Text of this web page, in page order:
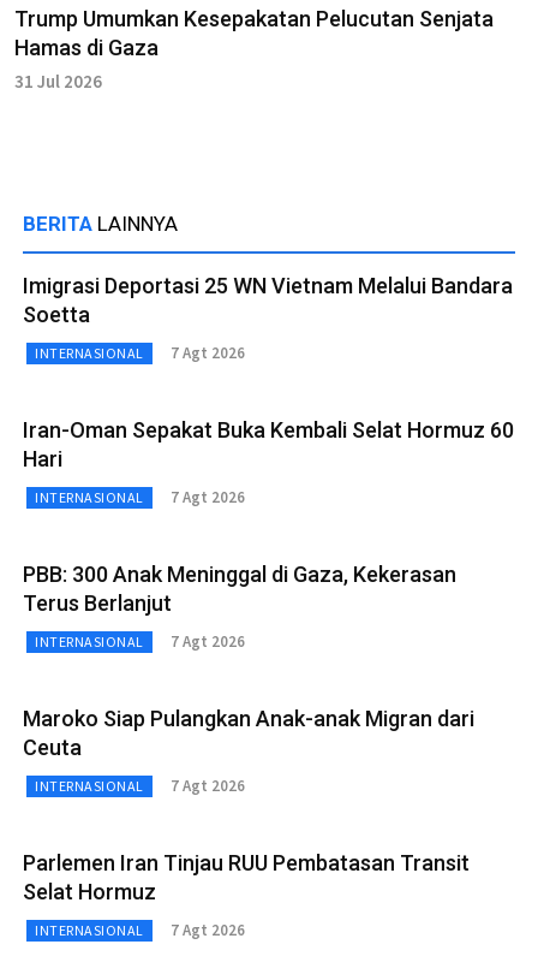
Trump Umumkan Kesepakatan Pelucutan Senjata
Hamas di Gaza
31 Jul 2026
BERITA LAINNYA
Imigrasi Deportasi 25 WN Vietnam Melalui Bandara
Soetta
INTERNASIONAL 7 Agt 2026
Iran-Oman Sepakat Buka Kembali Selat Hormuz 60
Hari
INTERNASIONAL 7 Agt 2026
PBB: 300 Anak Meninggal di Gaza, Kekerasan
Terus Berlanjut
INTERNASIONAL 7 Agt 2026
Maroko Siap Pulangkan Anak-anak Migran dari
Ceuta
INTERNASIONAL 7 Agt 2026
Parlemen Iran Tinjau RUU Pembatasan Transit
Selat Hormuz
INTERNASIONAL 7 Agt 2026